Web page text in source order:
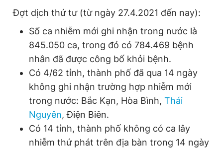
Đợt dịch thứ tư (từ ngày 27.4.2021 đến nay):
Số ca nhiễm mới ghi nhận trong nước là
845.050 ca, trong đó có 784.469 bệnh
nhân đã được công bố khỏi bệnh.
Có 4/62 tỉnh, thành phố đã qua 14 ngày
không ghi nhận trường hợp nhiễm mới
trong nước: Bắc Kạn, Hòa Bình, Thái
Nguyên, Điện Biên.
Có 14 tỉnh, thành phố không có ca lây
nhiễm thứ phát trên địa bàn trong 14 ngày